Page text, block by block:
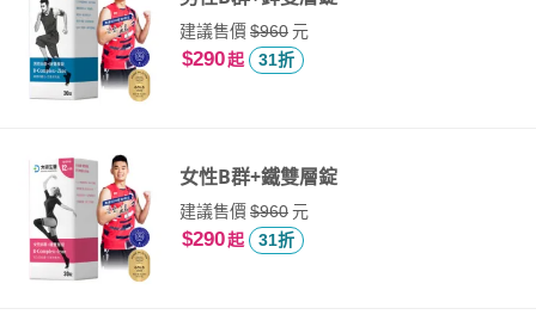
建議售價$960元
$290起 31折
女性B群+鐵雙層錠
建議售價$960元
$290起 31折